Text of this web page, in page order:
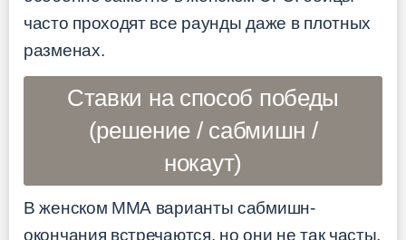
часто проходят все раунды даже в плотных
разменах.
Ставки на способ победы
(решение / сабмишн /
нокаут)
В женском ММА варианты сабмишн-
окончания встречаются, но они не так часты,